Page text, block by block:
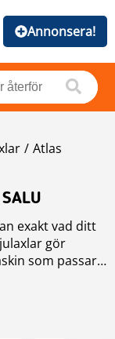
Annonsera!
Atlas
exakt vad ditt
gör
som passar
Atlas
plattform